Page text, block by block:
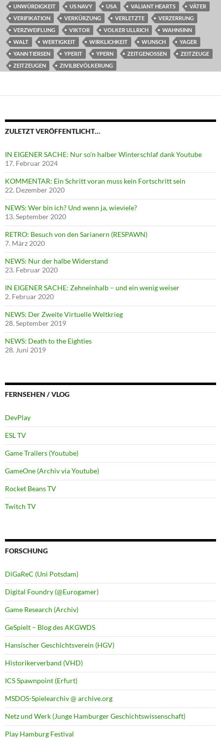
UNWÜRDIGKEIT US NAVY USA VALIANT HEARTS
VÄTER
VERIFIKATION
VERKÜRZUNG VERLETZTE
VERZERRUNG
VERZWEIFLUNG
VIKTOR VOLKER ULLRICH
WAHNSINN
WALT
WERTIGKEIT WIRKLICHKEIT WUNSCH
YAGER
YANN TIERSEN
YPERIT YPERN ZEITGENOSSEN
ZEITZEUGE
ZEITZEUGEN
ZIVILBEVÖLKERUNG
ZULETZT VERÖFFENTLICHT…
IN EIGENER SACHE: Nur so’n halber Winterschlaf dank Youtube
17. Februar 2024
KOMMENTAR: Ein Schritt voran muss kein Fortschritt sein
22. Dezember 2020
NEWS: Wer bin ich? Und wenn ja, wieviele?
13. September 2020
RETRO: Besuch von den Sarianern (RESPAWN)
7. März 2020
NEWS: Nur der halbe Widerstand
23. Februar 2020
IN EIGENER SACHE: Zehneinhalb – und ein wenig weiser
2. Februar 2020
NEWS: Der Zweite Virtuelle Weltkrieg
28. September 2019
NEWS: Death to the Eighties
28. Juni 2019
FERNSEHEN / VLOG
DevPlay
ESL TV
Game Trailers (Youtube)
GameOne (Archiv via Youtube)
Rocket Beans TV
Twitch TV
FORSCHUNG
DiGaReC (Uni Potsdam)
Digital Foundry (@Eurogamer)
Game Research (Archiv)
GeSpielt – Blog des AKGWDS
Hansischer Geschichtsverein (HGV)
Historikerverband (VHD)
ICS Spawnpoint (Erfurt)
MSDOS-Spielearchiv @ archive.org
Netz und Werk (Junge Hamburger Geschichtswissenschaft)
Play Hamburg Festival